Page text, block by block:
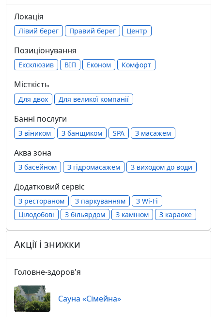
Локація
Лівий берег Правий берег Центр
Позиціонування
Ексклюзив ВІП Економ Комфорт
Місткість
Для двох Для великої компанії
Банні послуги
З віником З банщиком SPA З масажем
Аква зона
З басейном З гідромасажем З виходом до води
Додатковий сервіс
З рестораном З паркуванням
З Wi-Fi
Цілодобові
З більярдом З каміном З караоке
Акції і знижки
Головне-здоров'я
Сауна «Сімейна»